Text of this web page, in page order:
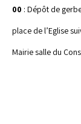
00 : Dépôt de
place de l’Eglise
Mairie salle du